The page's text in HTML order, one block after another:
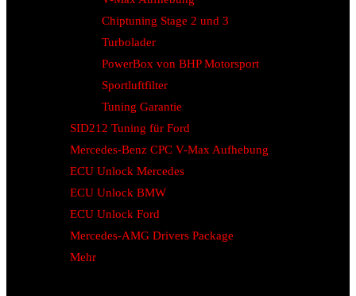
Chiptuning Stage 2 und 3
Turbolader
PowerBox von BHP Motorsport
Sportluftfilter
Tuning Garantie
SID212 Tuning für Ford
Mercedes-Benz CPC V-Max Aufhebung
ECU Unlock Mercedes
ECU Unlock BMW
ECU Unlock Ford
Mercedes-AMG Drivers Package
Mehr